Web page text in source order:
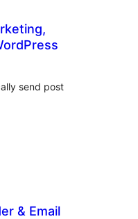
send post
& Email